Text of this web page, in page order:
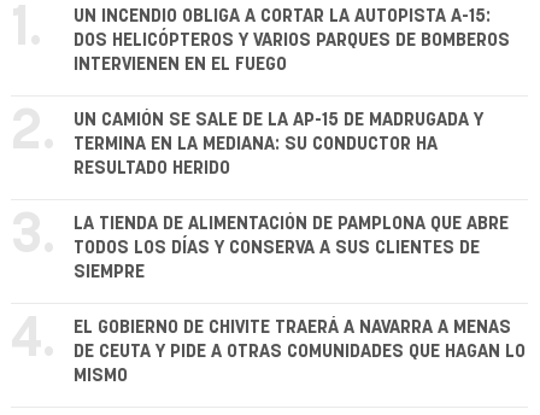
1.
UN INCENDIO OBLIGA A CORTAR LA AUTOPISTA A-15:
DOS HELICÓPTEROS Y VARIOS PARQUES DE BOMBEROS
INTERVIENEN EN EL FUEGO
2.
UN CAMIÓN SE SALE DE LA AP-15 DE MADRUGADA Y
TERMINA EN LA MEDIANA: SU CONDUCTOR HA
RESULTADO HERIDO
3.
LA TIENDA DE ALIMENTACIÓN DE PAMPLONA QUE ABRE
TODOS LOS DÍAS Y CONSERVA A SUS CLIENTES DE
SIEMPRE
4.
EL GOBIERNO DE CHIVITE TRAERÁ A NAVARRA A MENAS
DE CEUTA Y PIDE A OTRAS COMUNIDADES QUE HAGAN LO
MISMO